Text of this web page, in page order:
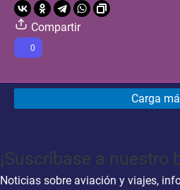
Compartir
0
Carga
¡Suscríbase a nuestro
Noticias sobre aviación y viajes,